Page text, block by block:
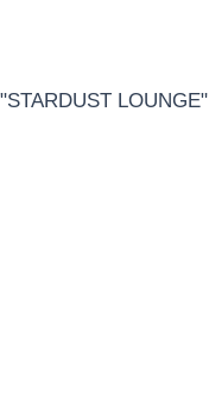
"STARDUST LOUNGE"